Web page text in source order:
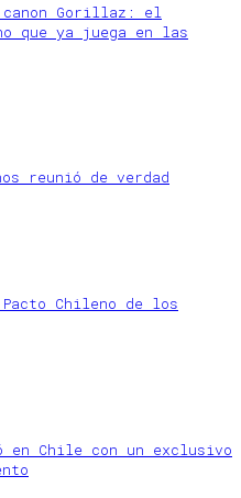
Gorillaz: el
que ya juega en las
reunió de verdad
Chileno de los
en Chile con un exclusivo